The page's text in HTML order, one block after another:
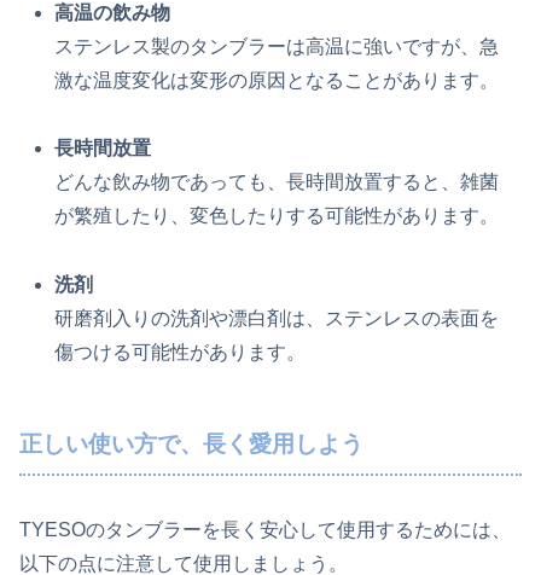
高温の飲み物
ステンレス製のタンブラーは高温に強いですが、急
激な温度変化は変形の原因となることがあります。
長時間放置
どんな飲み物であっても、長時間放置すると、雑菌
が繁殖したり、変色したりする可能性があります。
洗剤
研磨剤入りの洗剤や漂白剤は、ステンレスの表面を
傷つける可能性があります。
正しい使い方で、長く愛用しよう
TYESOのタンブラーを長く安心して使用するためには、
以下の点に注意して使用しましょう。